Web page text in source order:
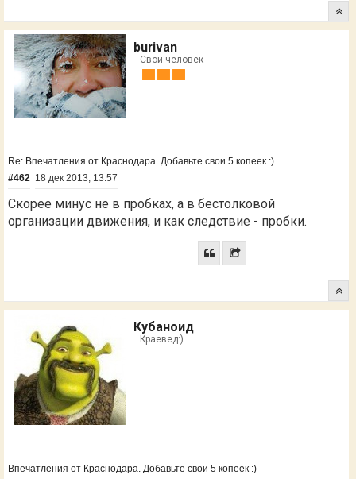
burivan
Свой человек
Re: Впечатления от Краснодара. Добавьте свои 5 копеек :)
#462 18 дек 2013, 13:57
Скорее минус не в пробках, а в бестолковой
организации движения, и как следствие - пробки.
Кубаноид
Краевед:)
Впечатления от Краснодара. Добавьте свои 5 копеек :)